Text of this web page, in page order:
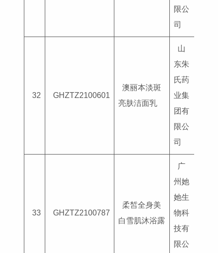
限公
司
32 GHZTZ2100601
澳丽本淡斑
亮肤洁面乳
山
东朱
氏药
业集
团有
限公
司
33 GHZTZ2100787
柔皙全身美
白雪肌沐浴露
广
州她
她生
物科
技有
限公